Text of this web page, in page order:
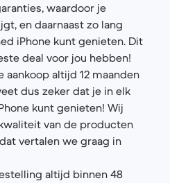
waardoor je
en daarnaast zo lang
iPhone kunt genieten. Dit
deal voor jou hebben!
altijd 12 maanden
dus zeker dat je in elk
kunt genieten! Wij
van de producten
vertalen we graag in
altijd binnen 48